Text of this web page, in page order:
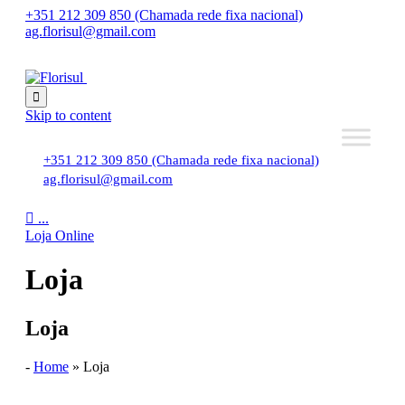
+351 212 309 850 (Chamada rede fixa nacional)
ag.florisul@gmail.com

Skip to content
+351 212 309 850 (Chamada rede fixa nacional)
ag.florisul@gmail.com
 ...
Loja Online
Loja
Loja
- Home » Loja